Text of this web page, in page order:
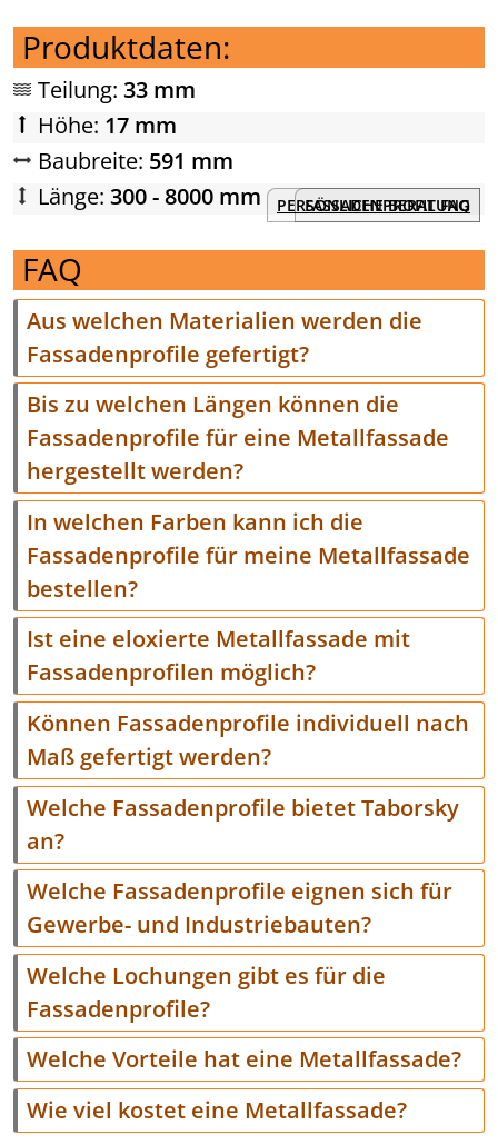
Produktdaten:
Teilung:33 mm
Höhe: 17 mm
Baubreite: 591 mm
Länge:300 - 8000 mm FASSADENPROFIL FAQ
PERSÖNLICHE BERATUNG
FAQ
Aus welchen Materialien werden die
Fassadenprofile gefertigt?
Bis zu welchen Längen können die
Fassadenprofile für eine Metallfassade
hergestellt werden?
In welchen Farben kann ich die
Fassadenprofile für meine Metallfassade
bestellen?
Ist eine eloxierte Metallfassade mit
Fassadenprofilen möglich?
Können Fassadenprofile individuell nach
Maß gefertigt werden?
Welche Fassadenprofile bietet Taborsky
an?
Welche Fassadenprofile eignen sich für
Gewerbe- und Industriebauten?
Welche Lochungen gibt es für die
Fassadenprofile?
Welche Vorteile hat eine Metallfassade?
Wie viel kostet eine Metallfassade?